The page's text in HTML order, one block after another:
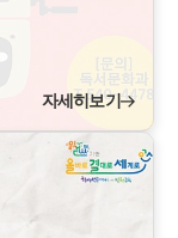
자세히보기